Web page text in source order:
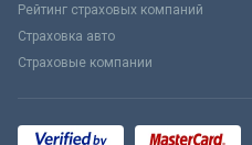
Рейтинг страховых компаний
Страховка авто
Страховые компании